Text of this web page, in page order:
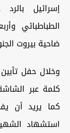
إسرائيل
الطباطبائي
ضاحية بيروت
وخلال حفل
كلمة عبر
كما يريد أن
استشهاد